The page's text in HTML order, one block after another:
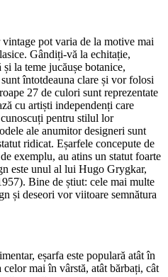
pot varia de la motive mai
Gândiți-vă la echitație,
la teme jucăușe botanice,
întotdeauna clare și vor folosi
27 de culori sunt reprezentate
cu artiști independenți care
pentru stilul lor
ale anumitor designeri sunt
ridicat. Eșarfele concepute de
exemplu, au atins un statut foarte
este unul al lui Hugo Grygkar,
Bine de știut: cele mai multe
și deseori vor viitoare semnătura
eșarfa este populară atât în
mai în vârstă, atât bărbați, cât